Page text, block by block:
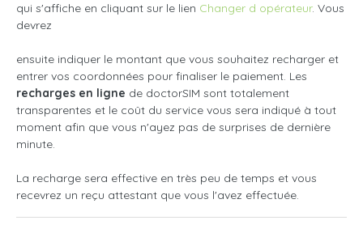
qui s'affiche en cliquant sur le lien Changer d opérateur. Vous
devrez
ensuite indiquer le montant que vous souhaitez recharger et
entrer vos coordonnées pour finaliser le paiement. Les
recharges en ligne de doctorSIM sont totalement
transparentes et le coût du service vous sera indiqué à tout
moment afin que vous n'ayez pas de surprises de dernière
minute.
La recharge sera effective en très peu de temps et vous
recevrez un reçu attestant que vous l'avez effectuée.